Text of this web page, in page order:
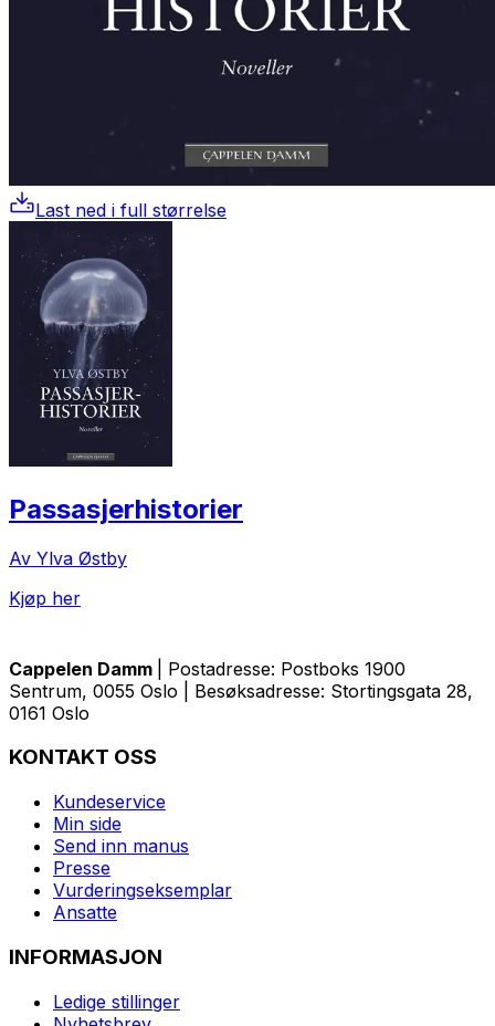
Last ned i full størrelse
Passasjerhistorier
Av Ylva Østby
Kjøp her
Cappelen Damm
| Postadresse: Postboks 1900
Sentrum, 0055 Oslo | Besøksadresse: Stortingsgata 28,
0161 Oslo
KONTAKT OSS
Kundeservice
Min side
Send inn manus
Presse
Vurderingseksemplar
Ansatte
INFORMASJON
Ledige stillinger